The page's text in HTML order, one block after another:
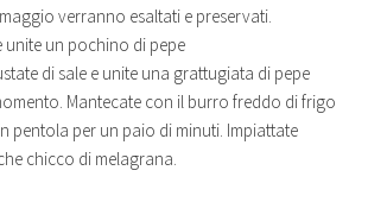
verranno esaltati e preservati.
unite un pochino di pepe
di sale e unite una grattugiata di pepe
Mantecate con il burro freddo di frigo
pentola per un paio di minuti. Impiattate
chicco di melagrana.